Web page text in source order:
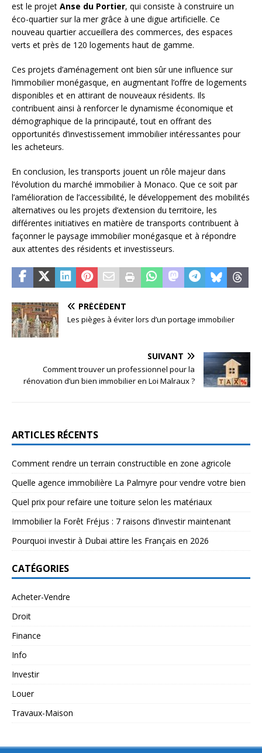
est le projet Anse du Portier, qui consiste à construire un
éco-quartier sur la mer grâce à une digue artificielle. Ce
nouveau quartier accueillera des commerces, des espaces
verts et près de 120 logements haut de gamme.
Ces projets d’aménagement ont bien sûr une influence sur
l’immobilier monégasque, en augmentant l’offre de logements
disponibles et en attirant de nouveaux résidents. Ils
contribuent ainsi à renforcer le dynamisme économique et
démographique de la principauté, tout en offrant des
opportunités d’investissement immobilier intéressantes pour
les acheteurs.
En conclusion, les transports jouent un rôle majeur dans
l’évolution du marché immobilier à Monaco. Que ce soit par
l’amélioration de l’accessibilité, le développement des mobilités
alternatives ou les projets d’extension du territoire, les
différentes initiatives en matière de transports contribuent à
façonner le paysage immobilier monégasque et à répondre
aux attentes des résidents et investisseurs.
PRÉCÉDENT
Les pièges à éviter lors d’un portage immobilier
SUIVANT
Comment trouver un professionnel pour la
rénovation d’un bien immobilier en Loi Malraux ?
ARTICLES RÉCENTS
Comment rendre un terrain constructible en zone agricole
Quelle agence immobilière La Palmyre pour vendre votre bien
Quel prix pour refaire une toiture selon les matériaux
Immobilier la Forêt Fréjus : 7 raisons d’investir maintenant
Pourquoi investir à Dubai attire les Français en 2026
CATÉGORIES
Acheter-Vendre
Droit
Finance
Info
Investir
Louer
Travaux-Maison